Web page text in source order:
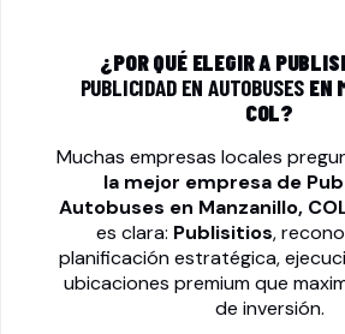
¿POR QUÉ ELEGIR A
PUBLICIDAD EN AUTOBUSES EN
COL?
Muchas empresas locales
la mejor empresa de
Autobuses en Manzanillo,
es clara: Publisitios,
planificación estratégica,
ubicaciones premium que
de inversión.